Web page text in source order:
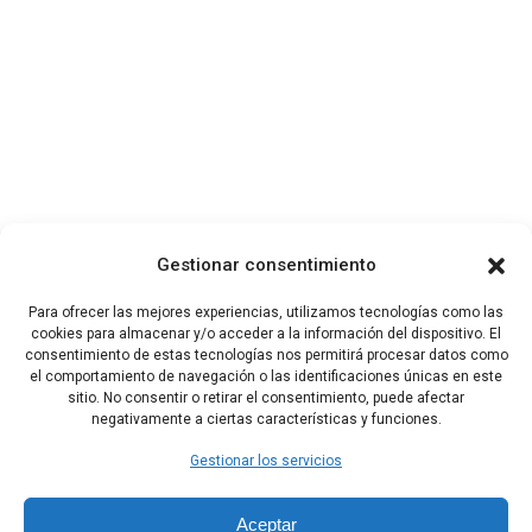
Gestionar consentimiento
Para ofrecer las mejores experiencias, utilizamos tecnologías como las
cookies para almacenar y/o acceder a la información del dispositivo. El
consentimiento de estas tecnologías nos permitirá procesar datos como
el comportamiento de navegación o las identificaciones únicas en este
sitio. No consentir o retirar el consentimiento, puede afectar
negativamente a ciertas características y funciones.
Gestionar los servicios
Aceptar